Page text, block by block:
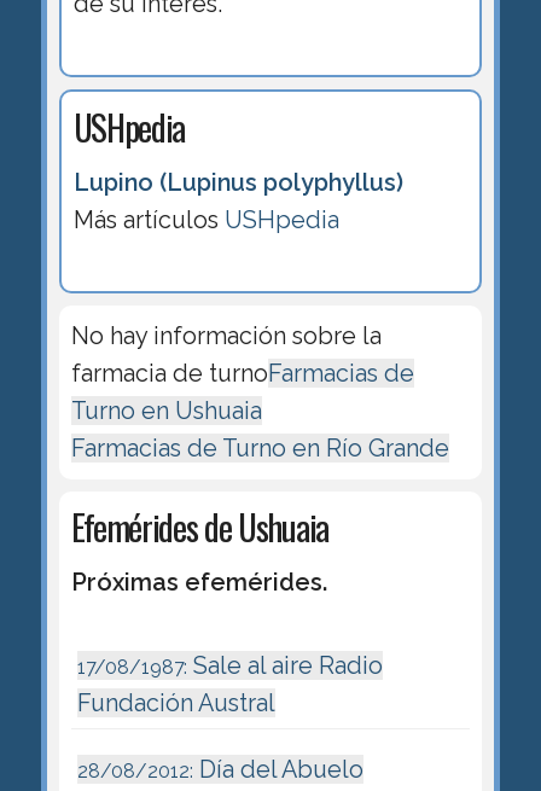
USHpedia
Lupino (Lupinus polyphyllus)
Más artículos USHpedia
No hay información sobre la
farmacia de turnoFarmacias de
Turno en Ushuaia
Farmacias de Turno en Río Grande
Efemérides de Ushuaia
Próximas efemérides.
17/08/1987: Sale al aire Radio
Fundación Austral
28/08/2012: Día del Abuelo